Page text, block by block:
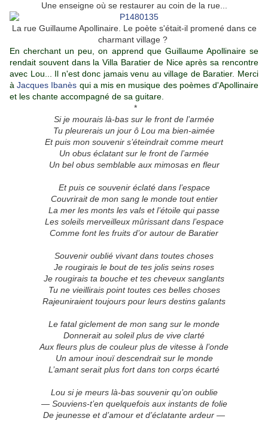
Une enseigne où se restaurer au coin de la rue...
La rue Guillaume Apollinaire. Le poète s'était-il promené dans ce
charmant village ?
En cherchant un peu, on apprend que Guillaume Apollinaire se
rendait souvent dans la Villa Baratier de Nice après sa rencontre
avec Lou... Il n'est donc jamais venu au village de Baratier. Merci
àJacques Ibanès qui a mis en musique des poèmes d'Apollinaire
et les chante accompagné de sa guitare.
*
Si je mourais là-bas sur le front de l’armée
Tu pleurerais un jour ô Lou ma bien-aimée
Et puis mon souvenir s’éteindrait comme meurt
Un obus éclatant sur le front de l’armée
Un bel obus semblable aux mimosas en fleur
Et puis ce souvenir éclaté dans l’espace
Couvrirait de mon sang le monde tout entier
La mer les monts les vals et l’étoile qui passe
Les soleils merveilleux mûrissant dans l’espace
Comme font les fruits d’or autour de Baratier
Souvenir oublié vivant dans toutes choses
Je rougirais le bout de tes jolis seins roses
Je rougirais ta bouche et tes cheveux sanglants
Tu ne vieillirais point toutes ces belles choses
Rajeuniraient toujours pour leurs destins galants
Le fatal giclement de mon sang sur le monde
Donnerait au soleil plus de vive clarté
Aux fleurs plus de couleur plus de vitesse à l’onde
Un amour inouï descendrait sur le monde
L’amant serait plus fort dans ton corps écarté
Lou si je meurs là-bas souvenir qu’on oublie
— Souviens-t’en quelquefois aux instants de folie
De jeunesse et d’amour et d’éclatante ardeur —